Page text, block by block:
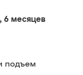
6 месяцев
подъем